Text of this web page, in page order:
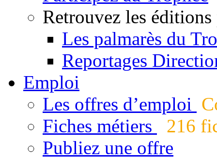
Retrouvez les éditions
Les palmarès du
Reportages
Emploi
Les offres d’emploi
Fiches métiers
216
Publiez une offre